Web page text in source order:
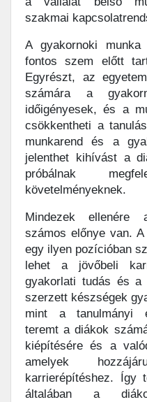
szakmai
A gyakornoki
fontos szem előtt
Egyrészt, az
számára a
időigényesek, és a
csökkentheti a
munkarend és a
jelenthet kihívást a
próbálnak
követelményeknek.
Mindezek ellenére
számos előnye van.
egy ilyen pozícióban
lehet a jövőbeli
gyakorlati tudás és a
szerzett készségek
mint a tanulmányi
teremt a diákok
kiépítésére és a
amelyek
karrierépítéshez. Így
általában a